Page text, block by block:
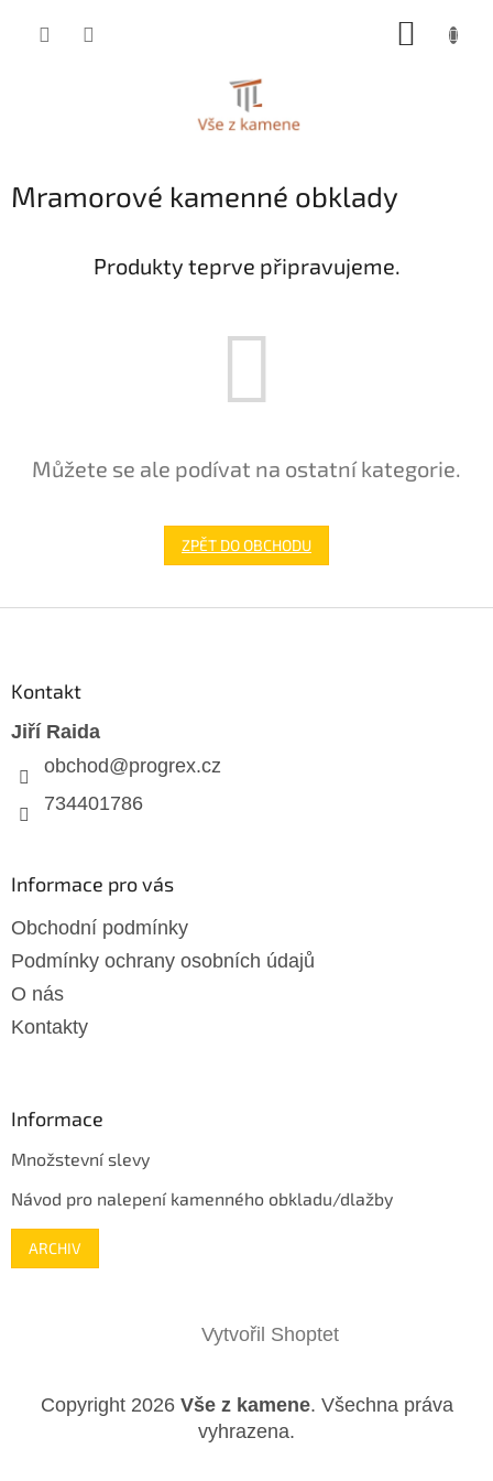
Mramorové kamenné obklady
Produkty teprve připravujeme.
Můžete se ale podívat na ostatní kategorie.
ZPĚT DO OBCHODU
Kontakt
Jiří Raida
obchod@progrex.cz
734401786
Informace pro vás
Obchodní podmínky
Podmínky ochrany osobních údajů
O nás
Kontakty
Informace
Množstevní slevy
Návod pro nalepení kamenného obkladu/dlažby
ARCHIV
Vytvořil Shoptet
Copyright 2026 Vše z kamene. Všechna práva
vyhrazena.